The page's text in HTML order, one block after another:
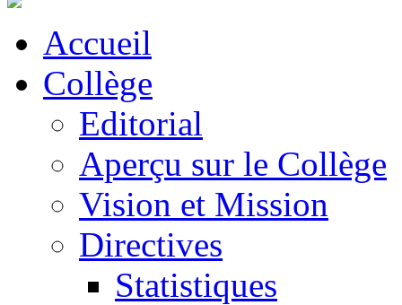
Accueil
Collège
Editorial
Aperçu sur le Collège
Vision et Mission
Directives
Statistiques